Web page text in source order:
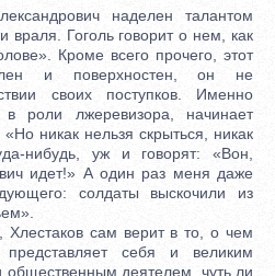
наделен талантом
враля. Гоголь говорит о нем, как
Кроме всего прочего, этот
и поверхностен, он не
своих поступков. Именно
роли лжеревизора, начинает
никак нельзя скрыться, никак
нибудь, уж и говорят: «Вон,
идет!» А один раз меня даже
солдаты выскочили из
сам верит в то, о чем
представляет себя и великим
общественным деятелем, чуть ли